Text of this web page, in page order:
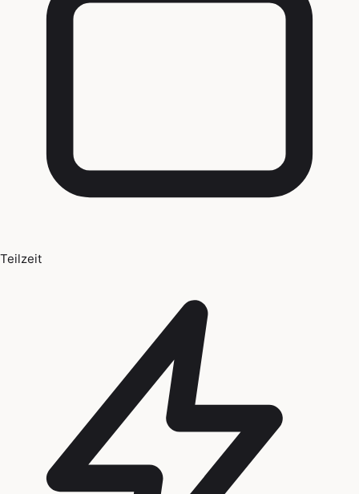
Teilzeit